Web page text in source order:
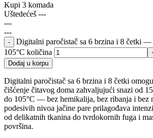
Kupi 3 komada
Uštedećeš ---
---
---
Digitalni paročistač sa 6 brzina i 8 četki —
105°C količina
Dodaj u korpu
Digitalni paročistač sa 6 brzina i 8 četki
čišćenje čitavog doma zahvaljujući snazi od
do 105°C — bez hemikalija, bez ribanja i bez
podesivih nivoa jačine pare prilagođava
od delikatnih tkanina do tvrdokornih fuga i
površina.